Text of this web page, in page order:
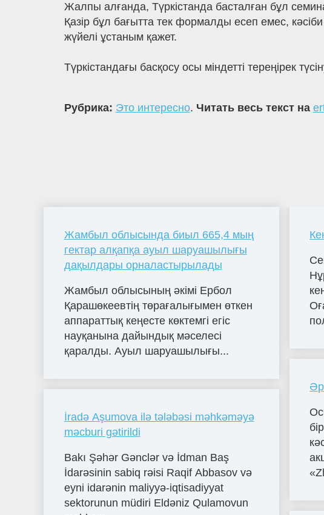
Жалпы алғанда, Түркістанда басталған бұл
Қазір бұл бағытта тек формалды есеп емес,
жүйелі ұстаным қажет.
Түркістандағы басқосу осы міндетті тереңірек
Рубрика: Это интересно. Читать весь текст на
Жамбыл облысында биыл 665,4 мың
гектар алқапқа ауыл шаруашылығы
дақылдары орналастырылады
Жамбыл облысының әкімі Ербол
Қарашөкеевтің төрағалығымен өткен
аппараттық кеңесте көктемгі егіс
науқанына дайындық мәселесі
қаралды. Ауыл шаруашылығы...
İradə Aşumova ilə tələbəsi məhkəməyə
məcburi gətirildi
Bakı Şəhər Gənclər və İdman Baş
İdarəsinin sabiq rəisi Raqif Abbasov və
eyni idarənin maliyyə-iqtisadiyyat
sektorunun müdiri Eldəniz Qulamovun
Әр